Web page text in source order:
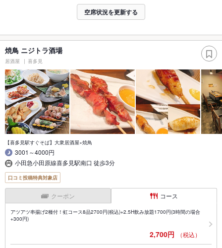
空席状況を更新する
焼鳥 ニジトラ酒場
居酒屋 喜多見
【喜多見駅すぐそば】大衆居酒屋×焼鳥
3001～4000円
小田急小田原線喜多見駅南口 徒歩3分
口コミ投稿特典対象店
クーポン コース
アツアツ串揚げ2種付！虹コース8品2700円(税込)+2.5H飲み放題1700円(3時間の場合
+300円)
2,700円 （税込）